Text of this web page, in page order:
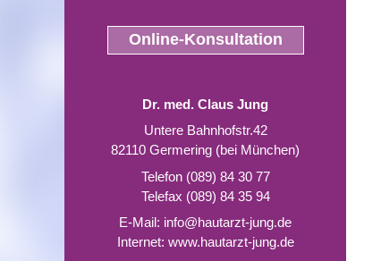
Online-Konsultation
Dr. med. Claus Jung
Untere Bahnhofstr.42
82110 Germering (bei München)
Telefon (089) 84 30 77
Telefax (089) 84 35 94
E-Mail: info@hautarzt-jung.de
Internet: www.hautarzt-jung.de